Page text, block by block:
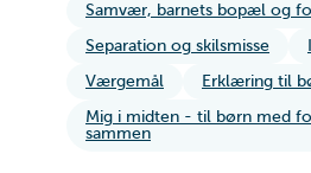
Samvær, barnets bopæl og
Separation og skilsmisse
Værgemål
Erklæring til
Mig i midten - til børn med
sammen